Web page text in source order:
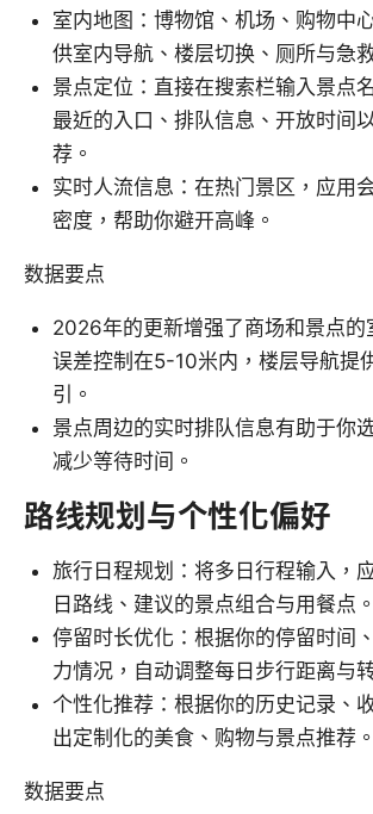
室内地图：博物馆、机场、购物中
供室内导航、楼层切换、厕所与急
景点定位：直接在搜索栏输入景点
最近的入口、排队信息、开放时间
荐。
实时人流信息：在热门景区，应用
密度，帮助你避开高峰。
数据要点
2026年的更新增强了商场和景点的
误差控制在5-10米内，楼层导航提
引。
景点周边的实时排队信息有助于你
减少等待时间。
路线规划与个性化偏好
旅行日程规划：将多日行程输入，
日路线、建议的景点组合与用餐点。
停留时长优化：根据你的停留时间
力情况，自动调整每日步行距离与
个性化推荐：根据你的历史记录、
出定制化的美食、购物与景点推荐。
数据要点